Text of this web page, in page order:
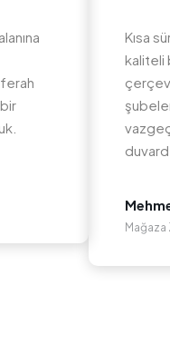
Kısa
kaliteli